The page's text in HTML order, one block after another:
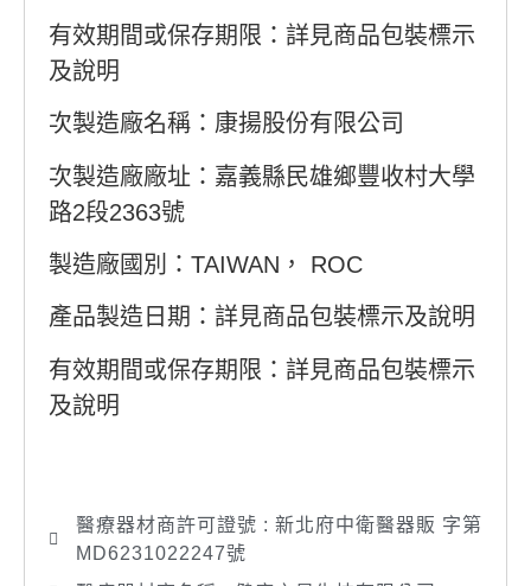
有效期間或保存期限：詳見商品包裝標示
及說明
次製造廠名稱：康揚股份有限公司
次製造廠廠址：嘉義縣民雄鄉豐收村大學
路2段2363號
製造廠國別：TAIWAN， ROC
產品製造日期：詳見商品包裝標示及說明
有效期間或保存期限：詳見商品包裝標示
及說明
醫療器材商許可證號 : 新北府中衛醫器販 字第
MD6231022247號